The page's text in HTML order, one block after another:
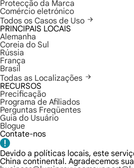
Protecção da Marca
Comércio eletrónico
Todos os Casos de Uso
PRINCIPAIS LOCAIS
Alemanha
Coreia do Sul
Rússia
França
Brasil
Todas as Localizações
RECURSOS
Precificação
Programa de Afiliados
Perguntas Freqüentes
Guia do Usuário
Blogue
Contate-nos
Devido a políticas locais, este
China continental. Agradecemos